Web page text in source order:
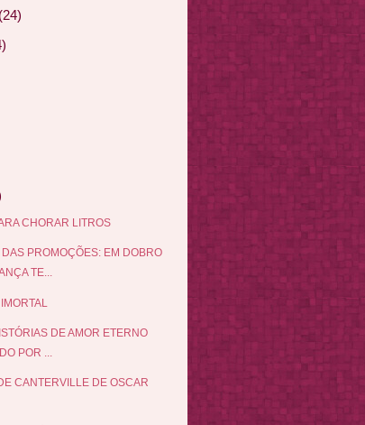
(24)
CHORAR LITROS
DAS PROMOÇÕES: EM DOBRO
TE...
DE AMOR ETERNO
POR ...
CANTERVILLE DE OSCAR